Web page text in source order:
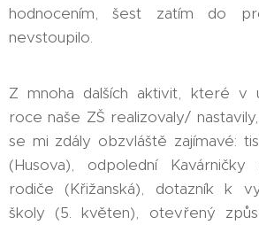
hodnocením, šest zatím do
nevstoupilo.
Z mnoha dalších aktivit, které v
roce naše ZŠ realizovaly/
se mi zdály obzvláště zajímavé:
(Husova), odpolední
rodiče (Křižanská), dotazník k
školy (5. květen), otevřený